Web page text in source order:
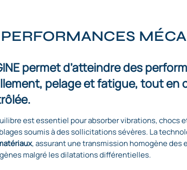
permet d’atteindre des
pelage et fatigue, tout en
est essentiel pour absorber vibrations, chocs
soumis à des sollicitations sévères. La
, assurant une transmission homogène
malgré les dilatations différentielles.